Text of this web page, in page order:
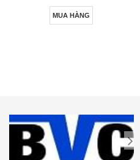
MUA HÀNG